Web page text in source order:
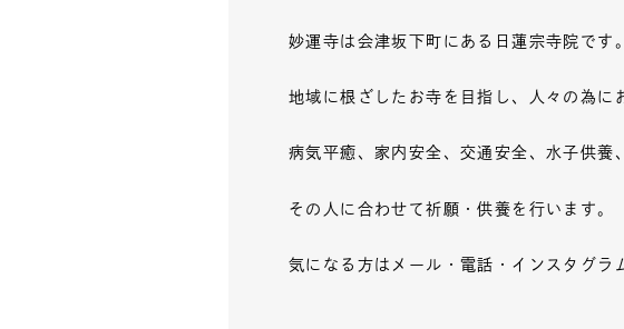
妙運寺は会津坂下町にある日蓮宗寺院です。
地域に根ざしたお寺を目指し、人々の為に
病気平癒、家内安全、交通安全、水子供養
その人に合わせて祈願・供養を行います。
気になる方はメール・電話・インスタグラ